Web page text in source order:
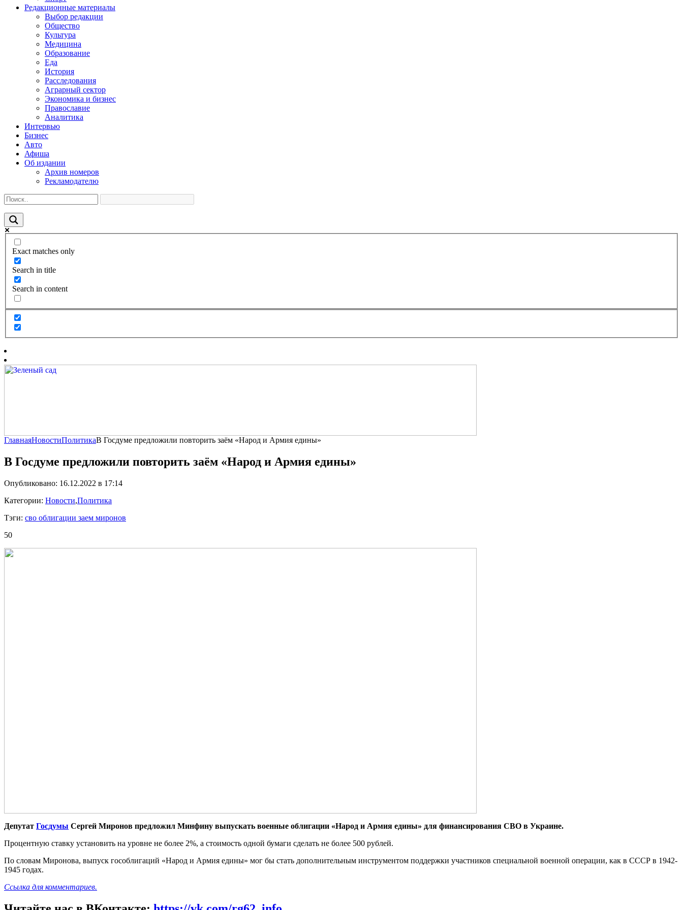
Редакционные материалы
Выбор редакции
Общество
Культура
Медицина
Образование
Еда
История
Расследования
Аграрный сектор
Экономика и бизнес
Православие
Аналитика
Интервью
Бизнес
Авто
Афиша
Об издании
Архив номеров
Рекламодателю
Exact matches only
Search in title
Search in content
ГлавнаяНовостиПолитикаВ Госдуме предложили повторить заём «Народ и Армия едины»
В Госдуме предложили повторить заём «Народ и Армия едины»
Опубликовано: 16.12.2022 в 17:14
Категории: Новости,Политика
Тэги: сво облигации заем миронов
50
Депутат Госдумы Сергей Миронов предложил Минфину выпускать военные облигации «Народ и Армия едины» для финансирования СВО в Украине.
Процентную ставку установить на уровне не более 2%, а стоимость одной бумаги сделать не более 500 рублей.
По словам Миронова, выпуск гособлигаций «Народ и Армия едины» мог бы стать дополнительным инструментом поддержки участников специальной военной операции, как в СССР в 1942-
1945 годах.
Ссылка для комментариев.